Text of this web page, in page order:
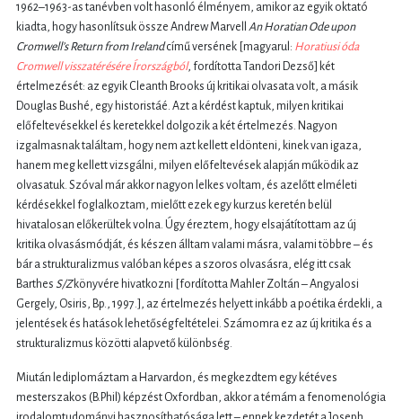
1962–1963-as tanévben volt hasonló élményem, amikor az egyik oktató
kiadta, hogy hasonlítsuk össze Andrew Marvell An Horatian Ode upon
Cromwell’s Return from Irelandcímű versének [magyarul: Horatiusi óda
Cromwell visszatérésére Írországból, fordította Tandori Dezső] két
értelmezését: az egyik Cleanth Brooks új kritikai olvasata volt, a másik
Douglas Bushé, egy historistáé. Azt a kérdést kaptuk, milyen kritikai
előfeltevésekkel és keretekkel dolgozik a két értelmezés. Nagyon
izgalmasnak találtam, hogy nem azt kellett eldönteni, kinek van igaza,
hanem meg kellett vizsgálni, milyen előfeltevések alapján működik az
olvasatuk. Szóval már akkor nagyon lelkes voltam, és azelőtt elméleti
kérdésekkel foglalkoztam, mielőtt ezek egy kurzus keretén belül
hivatalosan előkerültek volna. Úgy éreztem, hogy elsajátítottam az új
kritika olvasásmódját, és készen álltam valami másra, valami többre – és
bár a strukturalizmus valóban képes a szoros olvasásra, elég itt csak
Barthes S/Zkönyvére hivatkozni [fordította Mahler Zoltán – Angyalosi
Gergely, Osiris, Bp., 1997.], az értelmezés helyett inkább a poétika érdekli, a
jelentések és hatások lehetőségfeltételei. Számomra ez az új kritika és a
strukturalizmus közötti alapvető különbség.
Miután lediplomáztam a Harvardon, és megkezdtem egy kétéves
mesterszakos (B.Phil) képzést Oxfordban, akkor a témám a fenomenológia